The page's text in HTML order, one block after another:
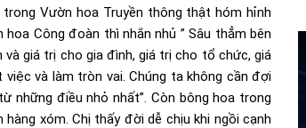
Vườn hoa Truyền thông thật hóm hỉnh
Công đoàn thì nhắn nhủ ” Sâu thẳm bên
giá trị cho gia đình, giá trị cho tổ chức, giá
và làm tròn vai. Chúng ta không cần đợi
những điều nhỏ nhất”. Còn bông hoa trong
hàng xóm. Chị thấy đời dễ chịu khi ngồi cạnh